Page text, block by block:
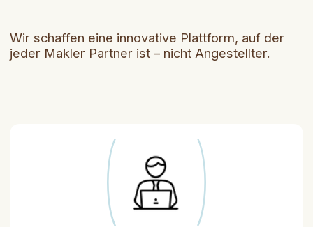
Telefonnummer
E-Mail
Spanien
+34 625 134 305